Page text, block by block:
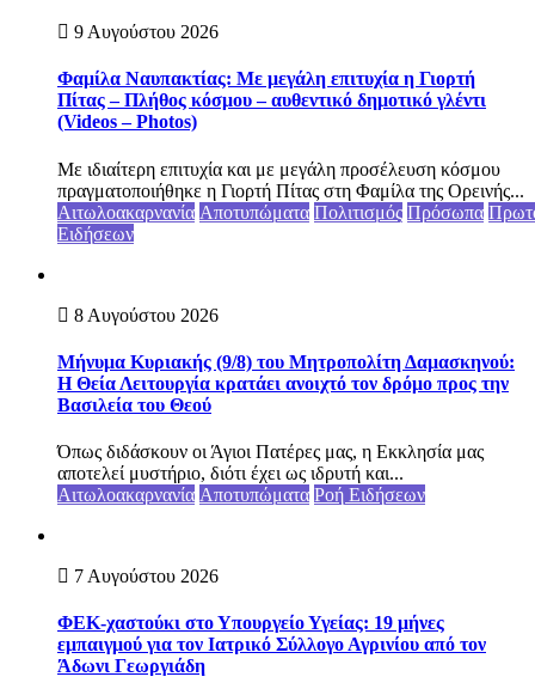
9 Αυγούστου 2026
Φαμίλα Ναυπακτίας: Με μεγάλη επιτυχία η Γιορτή
Πίτας – Πλήθος κόσμου – αυθεντικό δημοτικό γλέντι
(Videos – Photos)
Με ιδιαίτερη επιτυχία και με μεγάλη προσέλευση κόσμου
πραγματοποιήθηκε η Γιορτή Πίτας στη Φαμίλα της Ορεινής...
Αιτωλοακαρνανία Αποτυπώματα Πολιτισμός Πρόσωπα
Ειδήσεων
8 Αυγούστου 2026
Μήνυμα Κυριακής (9/8) του Μητροπολίτη Δαμασκηνού:
Η Θεία Λειτουργία κρατάει ανοιχτό τον δρόμο προς την
Βασιλεία του Θεού
Όπως διδάσκουν οι Άγιοι Πατέρες μας, η Εκκλησία μας
αποτελεί μυστήριο, διότι έχει ως ιδρυτή και...
Αιτωλοακαρνανία Αποτυπώματα Ροή Ειδήσεων
7 Αυγούστου 2026
ΦΕΚ-χαστούκι στο Υπουργείο Υγείας: 19 μήνες
εμπαιγμού για τον Ιατρικό Σύλλογο Αγρινίου από τον
Άδωνι Γεωργιάδη